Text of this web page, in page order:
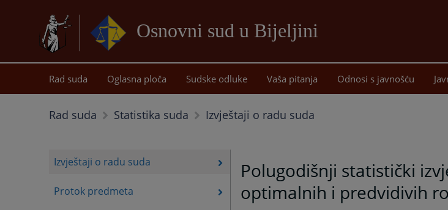
Osnovni sud u Bijeljini
sadržaj
Rad suda Oglasna ploča Sudske odluke Vaša pitanja Odnosi s javnošću
Rad suda Statistika suda Izvještaji o radu suda
Izvještaji o radu suda
Protok predmeta
Polugodišnji statistički
optimalnih i predvidivih